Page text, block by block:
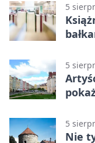
5
5
5
Nie